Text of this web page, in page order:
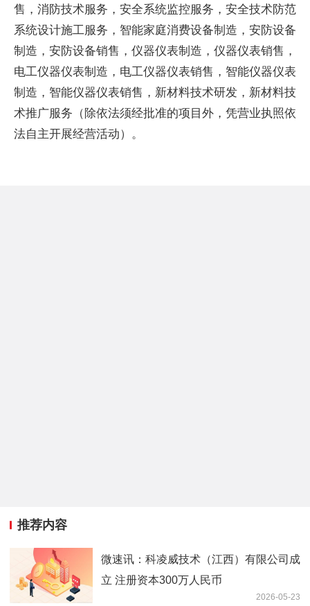
售，消防技术服务，安全系统监控服务，安全技术防范
系统设计施工服务，智能家庭消费设备制造，安防设备
制造，安防设备销售，仪器仪表制造，仪器仪表销售，
电工仪器仪表制造，电工仪器仪表销售，智能仪器仪表
制造，智能仪器仪表销售，新材料技术研发，新材料技
术推广服务（除依法须经批准的项目外，凭营业执照依
法自主开展经营活动）。
推荐内容
微速讯：科凌威技术（江西）有限公司成
立 注册资本300万人民币
2026-05-23